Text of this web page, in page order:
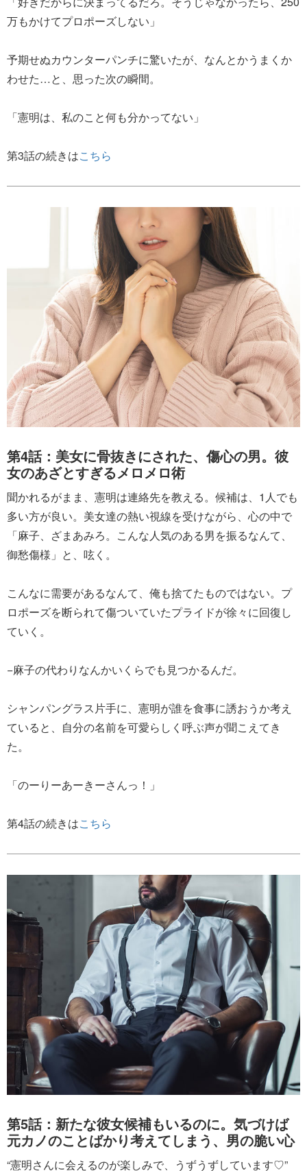
万もかけてプロポーズしない」
予期せぬカウンターパンチに驚いたが、なんとかうまくか
わせた…と、思った次の瞬間。
「憲明は、私のこと何も分かってない」
第3話の続きはこちら
第4話：美女に骨抜きにされた、傷心の男。彼
女のあざとすぎるメロメロ術
聞かれるがまま、憲明は連絡先を教える。候補は、1人でも
多い方が良い。美女達の熱い視線を受けながら、心の中で
「麻子、ざまあみろ。こんな人気のある男を振るなんて、
御愁傷様」と、呟く。
こんなに需要があるなんて、俺も捨てたものではない。プ
ロポーズを断られて傷ついていたプライドが徐々に回復し
ていく。
−麻子の代わりなんかいくらでも見つかるんだ。
シャンパングラス片手に、憲明が誰を食事に誘おうか考え
ていると、自分の名前を可愛らしく呼ぶ声が聞こえてき
た。
「のーりーあーきーさんっ！」
第4話の続きはこちら
第5話：新たな彼女候補もいるのに。気づけば
元カノのことばかり考えてしまう、男の脆い心
“憲明さんに会えるのが楽しみで、うずうずしています♡”